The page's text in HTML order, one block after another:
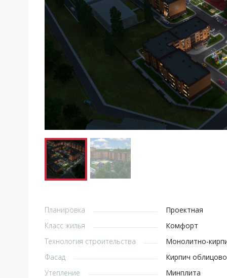
Планировка
Проектная
Класс жилья
Комфорт
Технология строительства
Монолитно-
Фасад
Кирпич
Утепление
Минплита